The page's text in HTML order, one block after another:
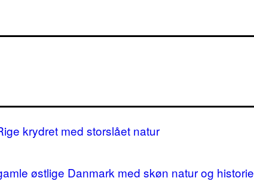
krydret med storslået natur
østlige Danmark med skøn natur og historie